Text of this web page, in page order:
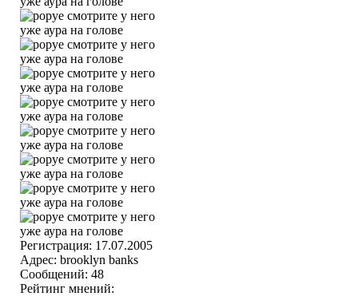
Регистрация: 17.07.2005
Адрес: brooklyn banks
Сообщений: 48
Рейтинг мнений: